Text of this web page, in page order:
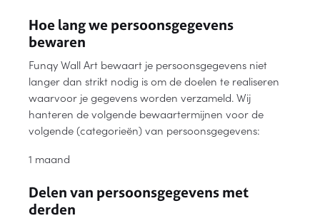
Hoe lang we persoonsgegevens
bewaren
Funqy Wall Art bewaart je persoonsgegevens niet
langer dan strikt nodig is om de doelen te realiseren
waarvoor je gegevens worden verzameld. Wij
hanteren de volgende bewaartermijnen voor de
volgende (categorieën) van persoonsgegevens:
1 maand
Delen van persoonsgegevens met
derden